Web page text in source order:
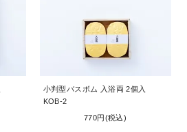
小判型バスボム 入浴両 2個入
KOB-2
770円(税込)